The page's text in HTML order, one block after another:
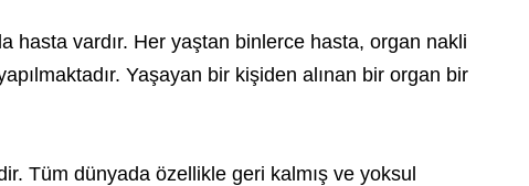
hasta vardır. Her yaştan binlerce hasta, organ nakli
Yaşayan bir kişiden alınan bir organ bir
Tüm dünyada özellikle geri kalmış ve yoksul